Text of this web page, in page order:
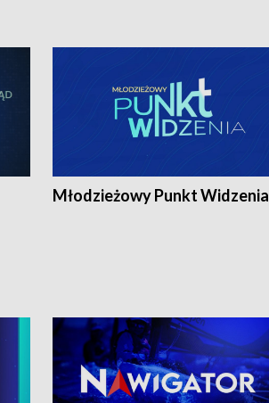
Młodzieżowy Punkt Widzenia